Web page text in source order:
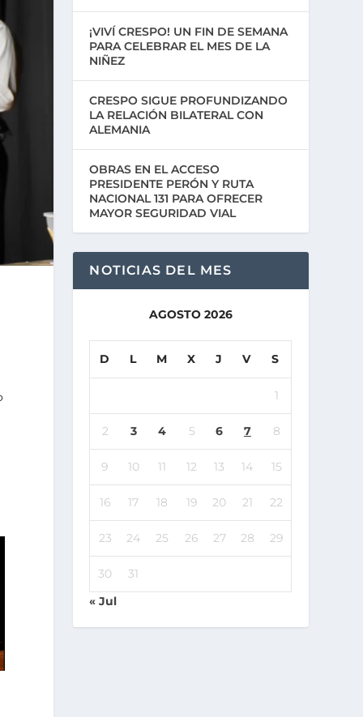
¡VIVÍ CRESPO! UN FIN DE SEMANA
PARA CELEBRAR EL MES DE LA
NIÑEZ
CRESPO SIGUE PROFUNDIZANDO
LA RELACIÓN BILATERAL CON
ALEMANIA
OBRAS EN EL ACCESO
PRESIDENTE PERÓN Y RUTA
NACIONAL 131 PARA OFRECER
MAYOR SEGURIDAD VIAL
NOTICIAS DEL MES
AGOSTO 2026
D L M X J V S
1
2 3 4 5 6 7 8
9 10 11 12 13 14 15
16 17 18 19 20 21 22
23 24 25 26 27 28 29
30
31
« Jul